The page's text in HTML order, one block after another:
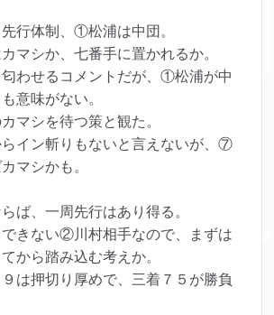
行体制、①松浦は中団。
マシか、七番手に置かれるか。
わせるコメントだが、①松浦が中
意味がない。
マシを待つ策と観た。
イン斬りもないと言えないが、⑦
マシかも。
ば、一周先行はあり得る。
きない②川村相手なので、まずは
から踏み込む考えか。
は押切り厚めで、三着７５が勝負